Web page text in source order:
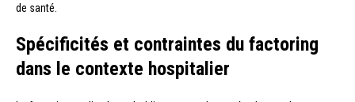
de santé.
Spécificités et contraintes du factoring
dans le contexte hospitalier